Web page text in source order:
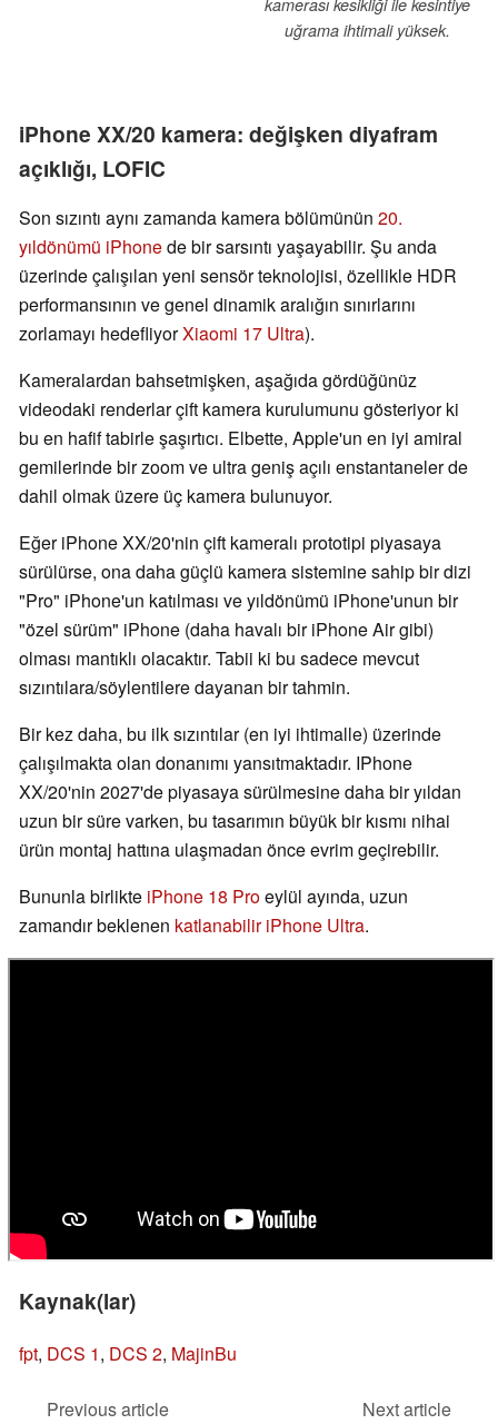
uğrama ihtimali yüksek.
iPhone XX/20 kamera: değişken diyafram
açıklığı, LOFIC
Son sızıntı aynı zamanda kamera bölümünün 20.
yıldönümü iPhonede bir sarsıntı yaşayabilir. Şu anda
üzerinde çalışılan yeni sensör teknolojisi, özellikle HDR
performansının ve genel dinamik aralığın sınırlarını
zorlamayı hedefliyorXiaomi 17 Ultra).
Kameralardan bahsetmişken, aşağıda gördüğünüz
videodaki renderlar çift kamera kurulumunu gösteriyor ki
bu en hafif tabirle şaşırtıcı. Elbette, Apple'un en iyi amiral
gemilerinde bir zoom ve ultra geniş açılı enstantaneler de
dahil olmak üzere üç kamera bulunuyor.
Eğer iPhone XX/20'nin çift kameralı prototipi piyasaya
sürülürse, ona daha güçlü kamera sistemine sahip bir dizi
"Pro" iPhone'un katılması ve yıldönümü iPhone'unun bir
"özel sürüm" iPhone (daha havalı bir iPhone Air gibi)
olması mantıklı olacaktır. Tabii ki bu sadece mevcut
sızıntılara/söylentilere dayanan bir tahmin.
Bir kez daha, bu ilk sızıntılar (en iyi ihtimalle) üzerinde
çalışılmakta olan donanımı yansıtmaktadır. IPhone
XX/20'nin 2027'de piyasaya sürülmesine daha bir yıldan
uzun bir süre varken, bu tasarımın büyük bir kısmı nihai
ürün montaj hattına ulaşmadan önce evrim geçirebilir.
Bununla birlikte iPhone 18 Proeylül ayında, uzun
zamandır beklenen katlanabilir iPhone Ultra.
Kaynak(lar)
fpt, DCS 1, DCS 2, MajinBu
Previous article
Next article